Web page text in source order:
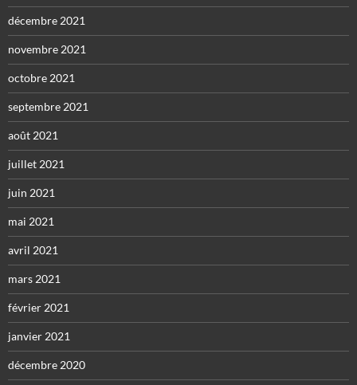
décembre 2021
novembre 2021
octobre 2021
septembre 2021
août 2021
juillet 2021
juin 2021
mai 2021
avril 2021
mars 2021
février 2021
janvier 2021
décembre 2020